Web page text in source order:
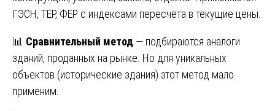
ГЭСН, ТЕР, ФЕР с индексами пересчёта в текущие цены.
📊 Сравнительный метод — подбираются аналоги
зданий, проданных на рынке. Но для уникальных
объектов (исторические здания) этот метод мало
применим.